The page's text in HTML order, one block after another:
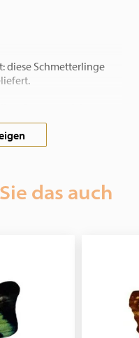
diese Schmetterlinge
Schmetterlinge
das auch